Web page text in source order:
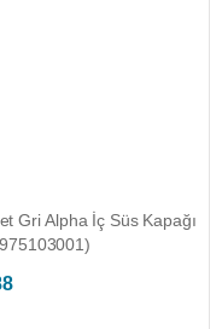
Gri Alpha İç Süs Kapağı